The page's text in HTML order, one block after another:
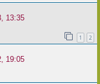
13:35
1 2
19:05